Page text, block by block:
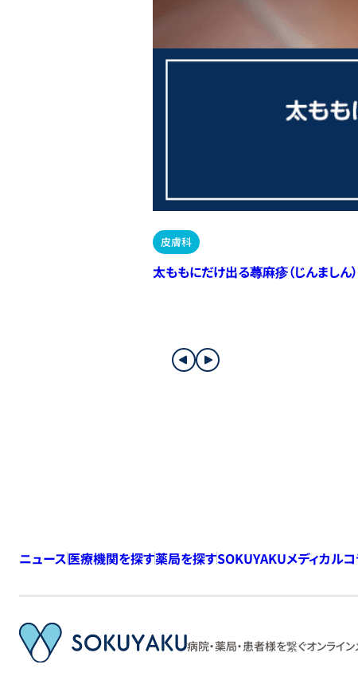
皮膚科
太ももにだけ出る蕁麻疹（じんましん
ニュース医療機関を探す薬局を探すSOKUYAKUメディカルコ
病院・薬局・患者様を繋ぐオンライ